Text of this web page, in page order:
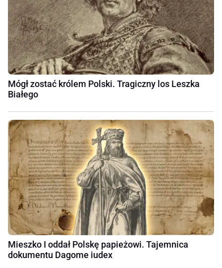
Mógł zostać królem Polski. Tragiczny los Leszka
Białego
Mieszko I oddał Polskę papieżowi. Tajemnica
dokumentu Dagome iudex